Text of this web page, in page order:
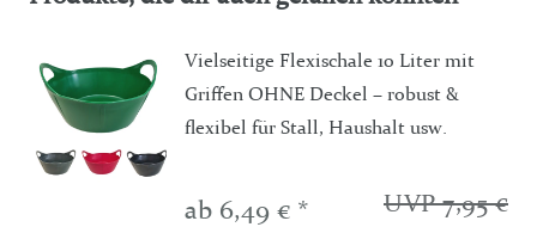
Vielseitige Flexischale 10 Liter mit
Griffen OHNE Deckel – robust &
flexibel für Stall, Haushalt usw.
UVP 7,95 €
ab 6,49 € *